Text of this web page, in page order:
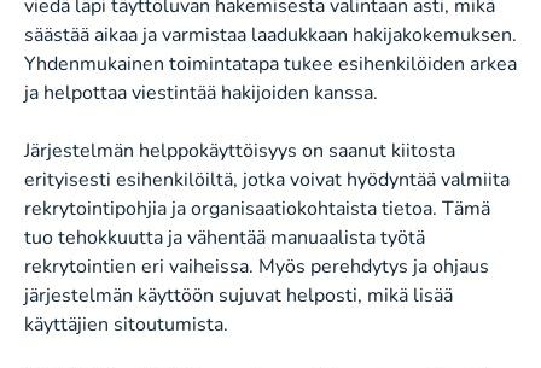
viedä läpi täyttöluvan hakemisesta valintaan asti, mikä
säästää aikaa ja varmistaa laadukkaan hakijakokemuksen.
Yhdenmukainen toimintatapa tukee esihenkilöiden arkea
ja helpottaa viestintää hakijoiden kanssa.
Järjestelmän helppokäyttöisyys on saanut kiitosta
erityisesti esihenkilöiltä, jotka voivat hyödyntää valmiita
rekrytointipohjia ja organisaatiokohtaista tietoa. Tämä
tuo tehokkuutta ja vähentää manuaalista työtä
rekrytointien eri vaiheissa. Myös perehdytys ja ohjaus
järjestelmän käyttöön sujuvat helposti, mikä lisää
käyttäjien sitoutumista.